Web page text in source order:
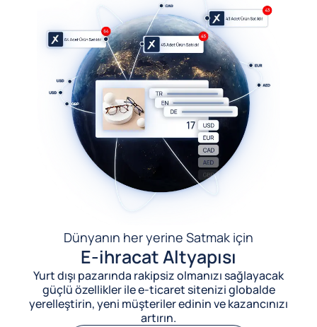
Dünyanın her yerine Satmak için
E-ihracat Altyapısı
Yurt dışı pazarında rakipsiz olmanızı sağlayacak
güçlü özellikler ile e-ticaret sitenizi globalde
yerelleştirin, yeni müşteriler edinin ve kazancınızı
artırın.